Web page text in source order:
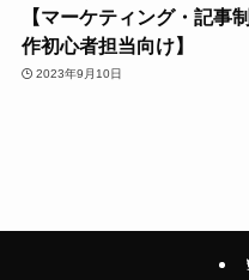
【マーケティング・記事制
作初心者担当向け】
2023年9月10日